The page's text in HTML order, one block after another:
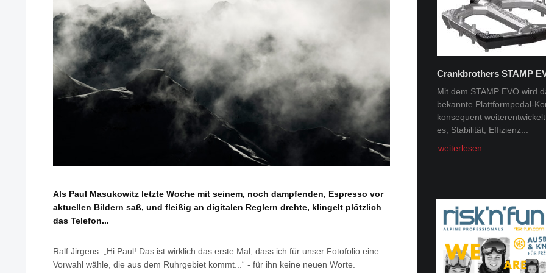
Als Paul Masukowitz letzte Woche mit seinem, noch dampfenden, Espresso vor
aktuellen Bildern saß, und fleißig an digitalen Reglern drehte, klingelt plötzlich
das Telefon...
Ralf Jirgens: „Hi Paul! Das ist wirklich das erste Mal, dass ich für unser Fotofolio eine
Vorwahl wähle, die aus dem Ruhrgebiet kommt...“ - für ihn keine neuen Worte.
Crankbrothers STAMP
Mit dem STAMP EVO wird
bekannte Plattformpedal-
konsequent
es, Stabilität, Effizienz...
weiterlesen...
Tobi Tritscher x Van Deer
Im Schnee Zuhause
Trischer Alter: 31Homespot:
Schladming,